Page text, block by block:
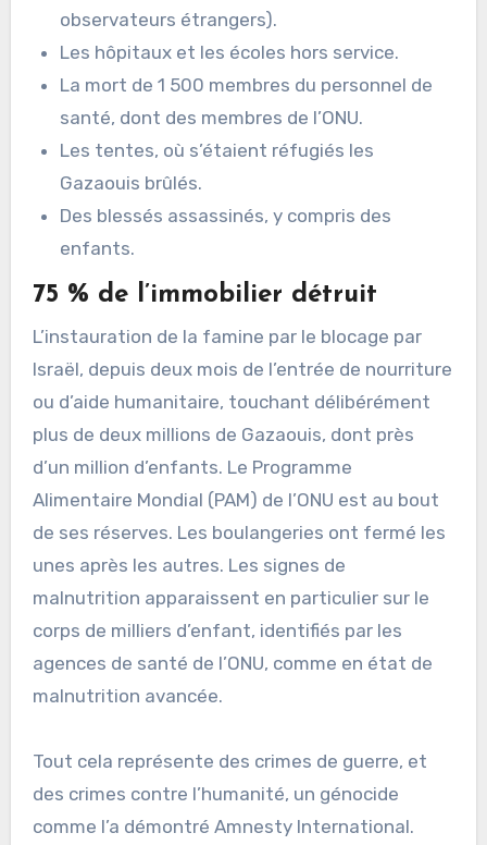
observateurs étrangers).
Les hôpitaux et les écoles hors service.
La mort de 1 500 membres du personnel de
santé, dont des membres de l’ONU.
Les tentes, où s’étaient réfugiés les
Gazaouis brûlés.
Des blessés assassinés, y compris des
enfants.
75 % de l’immobilier détruit
L’instauration de la famine par le blocage par
Israël, depuis deux mois de l’entrée de nourriture
ou d’aide humanitaire, touchant délibérément
plus de deux millions de Gazaouis, dont près
d’un million d’enfants. Le Programme
Alimentaire Mondial (PAM) de l’ONU est au bout
de ses réserves. Les boulangeries ont fermé les
unes après les autres. Les signes de
malnutrition apparaissent en particulier sur le
corps de milliers d’enfant, identifiés par les
agences de santé de l’ONU, comme en état de
malnutrition avancée.
Tout cela représente des crimes de guerre, et
des crimes contre l’humanité, un génocide
comme l’a démontré Amnesty International.